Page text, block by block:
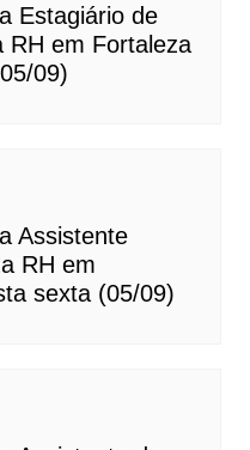
Estagiário de
RH em Fortaleza
09)
Assistente
RH em
sexta (05/09)